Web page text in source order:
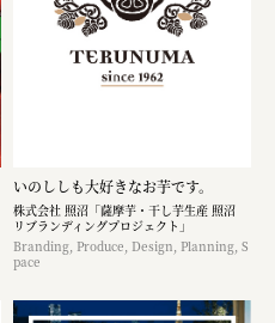
いのししも大好きなお芋です。​
株式会社 照沼「薩摩芋・干し芋生産 照沼
リブランディングプロジェクト」
Branding, Produce, Design, Planning, S
pace